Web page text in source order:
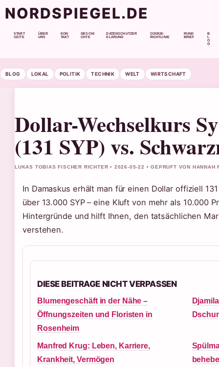
NORDSPIEGEL.DE
START
SEITE
ÜBER
UNS
KON
TAKT
GESCHI
CHTE
DATENSCHUTZER
KLÄRUNG
COOKIE-
RICHTLINIE
RUND
BRIEF
B
O
G
BLOG LOKAL POLITIK TECHNIK WELT WIRTSCHAFT
Dollar-Wechselkurs
(131 SYP) vs.
LUKAS TOBIAS FISCHER RICHTER • 2026-05-22 • GEPRUFT VON HANNAH
In Damaskus erhält man für einen Dollar offiziell
über 13.000 SYP – eine Kluft von mehr als 10.000
Hintergründe und hilft Ihnen, den tatsächlichen
verstehen.
DIESE BEITRAGE NICHT VERPASSEN
Blumengeschäft in der Nähe –
Öffnungszeiten und Floristen in
Rosenheim
Manfred Krug: Leben, Karriere,
Krankheit, Vermögen